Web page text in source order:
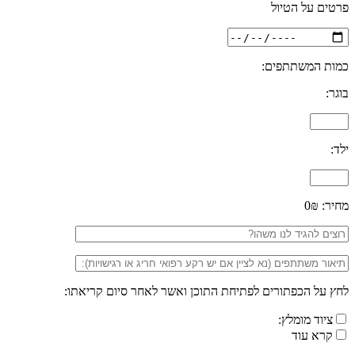
פרטים על הטיול
כמות המשתתפים:
בוגר:
ילד:
מחיר: 0₪
לחץ על הכפתורים לפתיחת התוכן ואשר לאחר סיום קריאתו:
ציוד מומלץ:
קרא עוד